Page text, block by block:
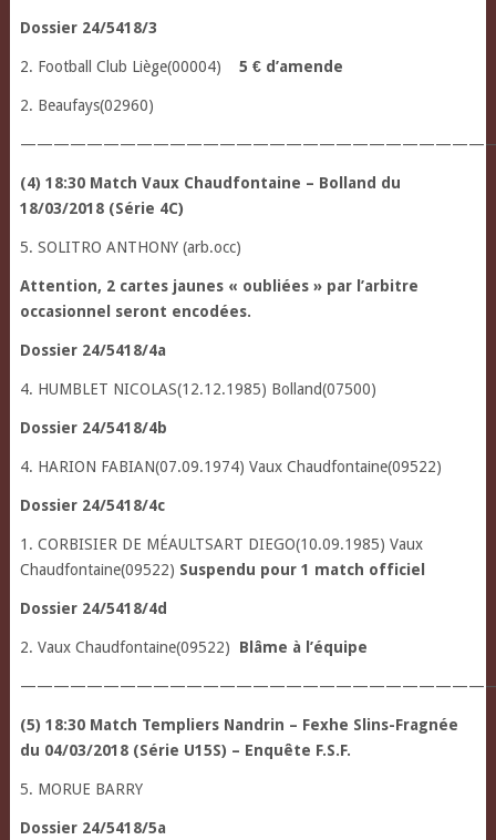
Dossier 24/5418/3
2. Football Club Liège(00004) 5 € d’amende
2. Beaufays(02960)
(4) 18:30 Match Vaux Chaudfontaine – Bolland du
18/03/2018 (Série 4C)
5. SOLITRO ANTHONY (arb.occ)
Attention, 2 cartes jaunes « oubliées » par l’arbitre
occasionnel seront encodées.
Dossier 24/5418/4a
4. HUMBLET NICOLAS(12.12.1985) Bolland(07500)
Dossier 24/5418/4b
4. HARION FABIAN(07.09.1974) Vaux Chaudfontaine(09522)
Dossier 24/5418/4c
1. CORBISIER DE MÉAULTSART DIEGO(10.09.1985) Vaux
Chaudfontaine(09522) Suspendu pour 1 match officiel
Dossier 24/5418/4d
2. Vaux Chaudfontaine(09522) Blâme à l’équipe
(5) 18:30 Match Templiers Nandrin – Fexhe Slins-Fragnée
du 04/03/2018 (Série U15S) – Enquête F.S.F.
5. MORUE BARRY
Dossier 24/5418/5a